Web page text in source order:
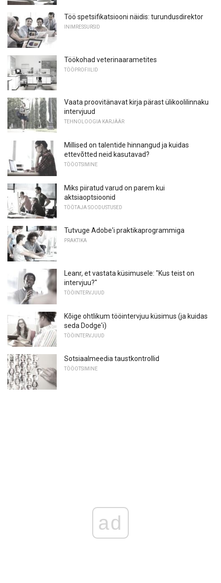
Töö spetsifikatsiooni näidis: turundusdirektor
INIMRESSURSID
Töökohad veterinaarametites
TÖÖPROFIILID
Vaata proovitänavat kirja pärast ülikoolilinnaku
intervjuud
TEHNOLOOGIA KARJÄÄR
Millised on talentide hinnangud ja kuidas
ettevõtted neid kasutavad?
TÖÖOTSIMINE
Miks piiratud varud on parem kui
aktsiaoptsioonid
TÖÖTAJA SOODUSTUSED
Tutvuge Adobe'i praktikaprogrammiga
PRAKTIKA
Leanr, et vastata küsimusele: "Kus teist on
intervjuu?"
TÖÖINTERVJUUD
Kõige ohtlikum tööintervjuu küsimus (ja kuidas
seda Dodge'i)
TÖÖINTERVJUUD
Sotsiaalmeedia taustkontrollid
TÖÖOTSIMINE
ad